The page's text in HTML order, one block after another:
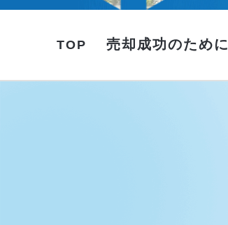
TOP 売却成功のために